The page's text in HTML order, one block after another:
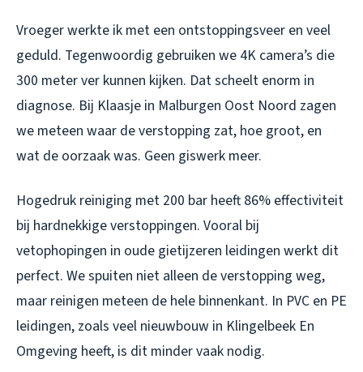
Vroeger werkte ik met een ontstoppingsveer en veel
geduld. Tegenwoordig gebruiken we 4K camera’s die
300 meter ver kunnen kijken. Dat scheelt enorm in
diagnose. Bij Klaasje in Malburgen Oost Noord zagen
we meteen waar de verstopping zat, hoe groot, en
wat de oorzaak was. Geen giswerk meer.
Hogedruk reiniging met 200 bar heeft 86% effectiviteit
bij hardnekkige verstoppingen. Vooral bij
vetophopingen in oude gietijzeren leidingen werkt dit
perfect. We spuiten niet alleen de verstopping weg,
maar reinigen meteen de hele binnenkant. In PVC en PE
leidingen, zoals veel nieuwbouw in Klingelbeek En
Omgeving heeft, is dit minder vaak nodig.